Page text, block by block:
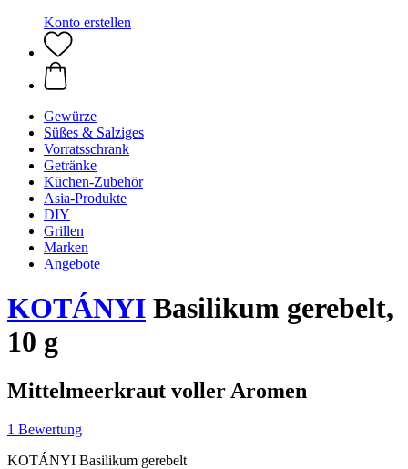
Konto erstellen
Gewürze
Süßes & Salziges
Vorratsschrank
Getränke
Küchen-Zubehör
Asia-Produkte
DIY
Grillen
Marken
Angebote
KOTÁNYI Basilikum gerebelt,
10 g
Mittelmeerkraut voller Aromen
1 Bewertung
KOTÁNYI Basilikum gerebelt